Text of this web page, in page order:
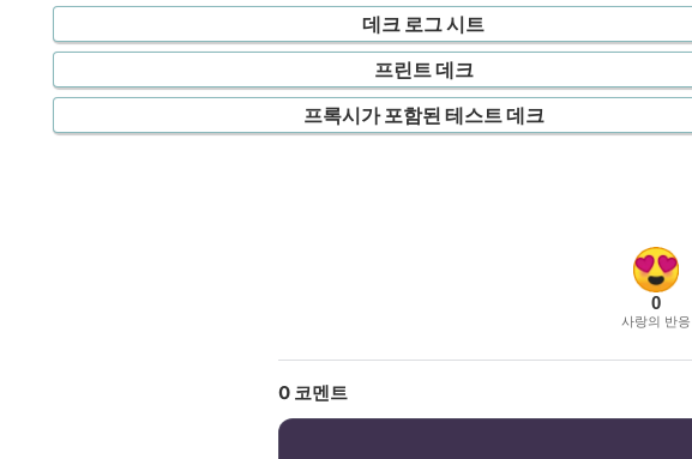
데크 로그 시트
프린트 데크
프록시가 포함된 테스트 데크
0
사랑의 반응
0 코멘트